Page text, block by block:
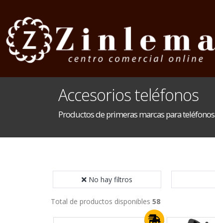
Accesorios teléfonos
Productos de primeras marcas para teléfonos
No hay filtros
Total de productos disponibles 58